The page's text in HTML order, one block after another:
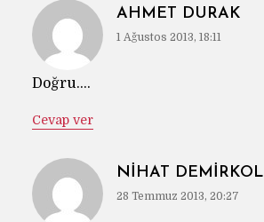
AHMET DURAK
1 Ağustos 2013, 18:11
Doğru….
Cevap ver
NIHAT DEMIRKOL
28 Temmuz 2013, 20:27